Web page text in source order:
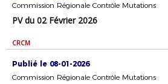
Commission Régionale Contrôle Mutations
PV du 02 Février 2026
CRCM
Publié le 08-01-2026
Commission Régionale Contrôle Mutations